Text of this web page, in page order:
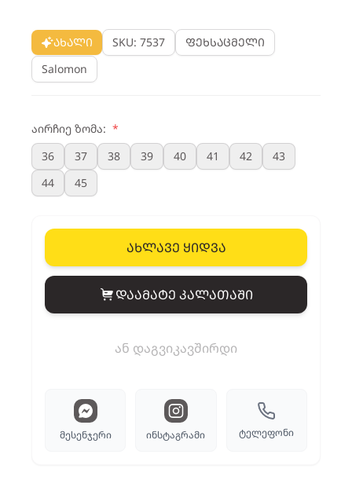
ახალი SKU: 7537
ფეხსაცმელი
Salomon
აირჩიე ზომა: *
36
37 38 39 40 41 42
43
44
45
ახლავე ყიდვა
View cart
დაამატე კალათაში
ან დაგვიკავშირდი
მესენჯერი ინსტაგრამი ტელეფონი